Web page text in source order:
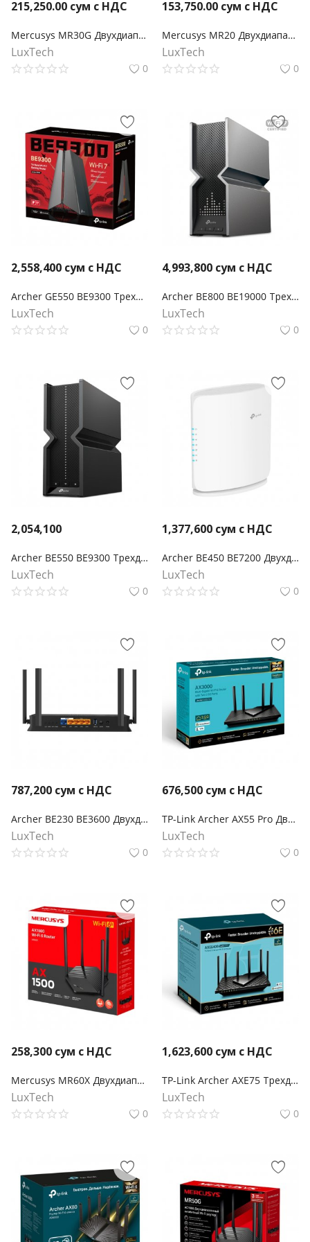
215,250.00 сум с НДС
Mercusys MR30G Двухдиапазонный гигабитный роутер Wi‑Fi AC1200 с поддержкой Mesh
LuxTech
0
153,750.00 сум с НДС
Mercusys MR20 Двухдиапазонный роутер Wi‑Fi AC750
LuxTech
0
2,558,400 сум с НДС
Archer GE550 BE9300 Трехдиапазонный беспроводной маршрутизатор Wi-Fi 7
LuxTech
0
4,993,800 сум с НДС
Archer BE800 BE19000 Трехдиапазонный маршрутизатор Wi-Fi 7
LuxTech
0
2,054,100
Archer BE550 BE9300 Трехдиапазонный беспроводной маршрутизатор Wi-Fi 7
LuxTech
0
1,377,600 сум с НДС
Archer BE450 BE7200 Двухдиапазонный беспроводной маршрутизатор Wi-Fi 7
LuxTech
0
787,200 сум с НДС
Archer BE230 BE3600 Двухдиапазонный беспроводной маршрутизатор Wi-Fi 7
LuxTech
0
676,500 сум с НДС
TP-Link Archer AX55 Pro Двухдиапазонный Wi-Fi роутер AX3000 с портом WAN/LAN 2,5 Гбит/с и поддержкой Mesh
LuxTech
0
258,300 сум с НДС
Mercusys MR60X Двухдиапазонный Wi‑Fi роутер AX1500
LuxTech
0
1,623,600 сум с НДС
TP-Link Archer AXE75 Трехдиапазонный гигабитный Wi-Fi 6E маршрутизатор AXE5400
LuxTech
0